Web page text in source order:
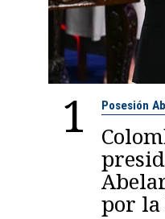
1 Posesión
por